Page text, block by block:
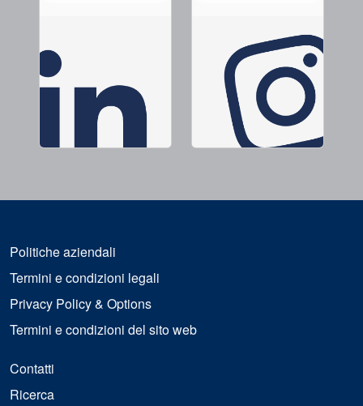
Politiche aziendali
Termini e condizioni legali
Privacy Policy & Options
Termini e condizioni del sito web
Contatti
Ricerca